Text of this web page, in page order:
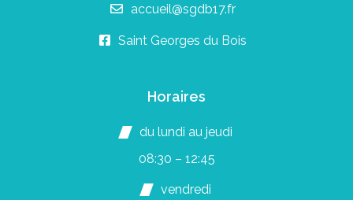
accueil@sgdb17.fr
Saint Georges du Bois
Horaires
du lundi au jeudi
08:30 – 12:45
vendredi